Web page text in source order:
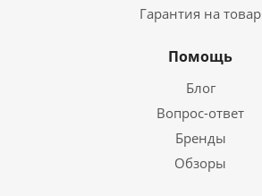
Гарантия на товар
Помощь
Блог
Вопрос-ответ
Бренды
Обзоры